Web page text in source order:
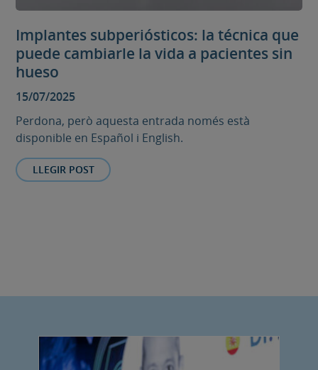
Implantes subperiósticos: la técnica que
puede cambiarle la vida a pacientes sin
hueso
15/07/2025
Perdona, però aquesta entrada només està
disponible en Español i English.
LLEGIR POST